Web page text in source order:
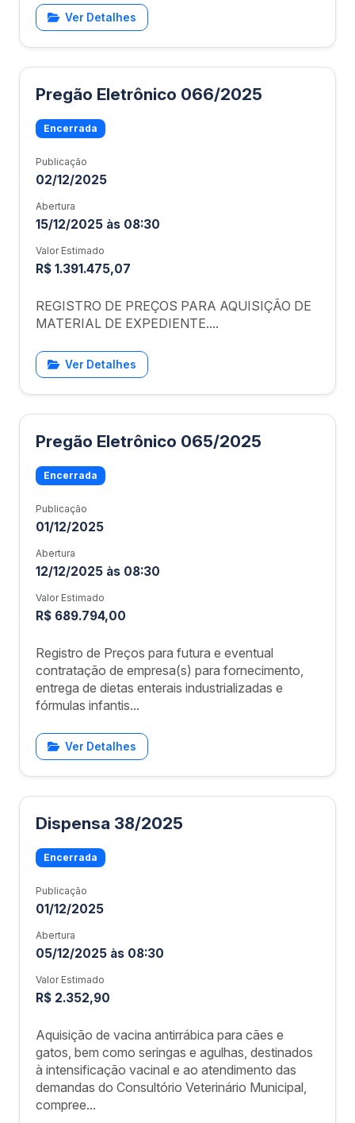
Ver Detalhes
Pregão Eletrônico 066/2025
Encerrada
Publicação
02/12/2025
Abertura
15/12/2025 às 08:30
Valor Estimado
R$ 1.391.475,07
REGISTRO DE PREÇOS PARA AQUISIÇÃO DE
MATERIAL DE EXPEDIENTE....
Ver Detalhes
Pregão Eletrônico 065/2025
Encerrada
Publicação
01/12/2025
Abertura
12/12/2025 às 08:30
Valor Estimado
R$ 689.794,00
Registro de Preços para futura e eventual
contratação de empresa(s) para fornecimento,
entrega de dietas enterais industrializadas e
fórmulas infantis...
Ver Detalhes
Dispensa 38/2025
Encerrada
Publicação
01/12/2025
Abertura
05/12/2025 às 08:30
Valor Estimado
R$ 2.352,90
Aquisição de vacina antirrábica para cães e
gatos, bem como seringas e agulhas, destinados
à intensificação vacinal e ao atendimento das
demandas do Consultório Veterinário Municipal,
compree...